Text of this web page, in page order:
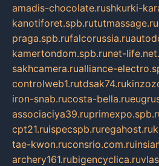
amadis-chocolate.rushkurki-
kanotiforet.spb.rututmassage.ru
praga.spb.rufalcorussia.ru
kamertondom.spb.runet-
sakhcamera.rualliance-
controlweb1.rutdsak74.ru
iron-snab.rucosta-bella.ru
associaciya39.ru
cpt21.ruispecspb.ruregahost.ru
tae-kwon.ruconsrio.com.ru
archery161.rubigencyclica.ru